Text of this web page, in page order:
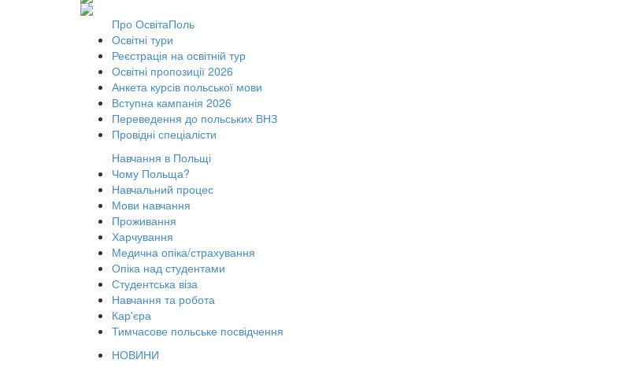
Про ОсвітаПоль
Освітні тури
Реєстрація на освітній тур
Освітні пропозиції 2026
Анкета курсів польської мови
Вступна кампанія 2026
Переведення до польських ВНЗ
Провідні спеціалісти
Навчання в Польщі
Чому Польща?
Навчальний процес
Мови навчання
Проживання
Харчування
Медична опіка/страхування
Опіка над студентами
Студентська віза
Навчання та робота
Кар'єра
Тимчасове польське посвідчення
НОВИНИ